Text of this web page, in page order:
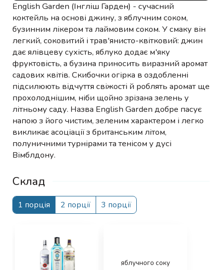
English Garden (Інгліш Гарден) - сучасний
коктейль на основі джину, з яблучним соком,
бузинним лікером та лаймовим соком. У смаку він
легкий, соковитий і трав'янисто-квітковий: джин
дає ялівцеву сухість, яблуко додає м'яку
фруктовість, а бузина приносить виразний аромат
садових квітів. Скибочки огірка в оздобленні
підсилюють відчуття свіжості й роблять аромат ще
прохолоднішим, ніби щойно зрізана зелень у
літньому саду. Назва English Garden добре пасує
напою з його чистим, зеленим характером і легко
викликає асоціації з британським літом,
полуничними турнірами та тенісом у дусі
Вімблдону.
Склад
1 порція 2 порції 3 порції
яблучного соку